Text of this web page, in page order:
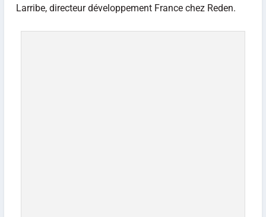
Larribe, directeur développement France chez Reden.